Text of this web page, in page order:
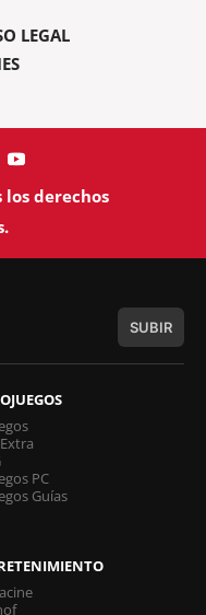
LEGAL
los derechos
SUBIR
PC
Guías